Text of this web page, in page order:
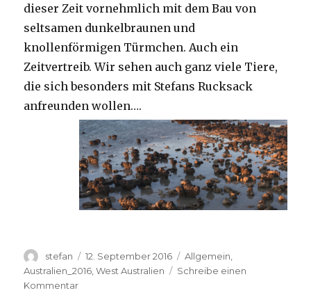
dieser Zeit vornehmlich mit dem Bau von
seltsamen dunkelbraunen und
knollenförmigen Türmchen. Auch ein
Zeitvertreib. Wir sehen auch ganz viele Tiere,
die sich besonders mit Stefans Rucksack
anfreunden wollen….
Autor
stefan
Veröffentlicht
am
12. September 2016 Kategorien
Allgemein
Australien_2016 ,West Australien
Schreibe einen
Kommentarzu